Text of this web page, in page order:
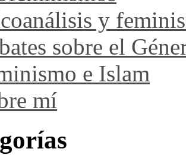
y
sobre el
e Islam
mí